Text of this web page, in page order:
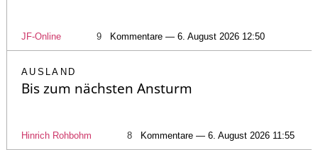
JF-Online 9 Kommentare — 6. August 2026 12:50
AUSLAND
Bis zum nächsten Ansturm
Hinrich Rohbohm 8 Kommentare — 6. August 2026 11:55